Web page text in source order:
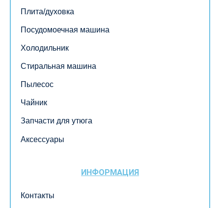
Плита/духовка
Посудомоечная машина
Холодильник
Стиральная машина
Пылесос
Чайник
Запчасти для утюга
Аксессуары
ИНФОРМАЦИЯ
Контакты